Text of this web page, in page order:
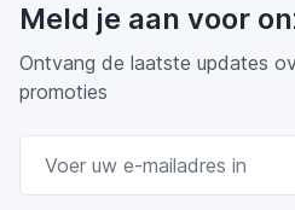
Meld je aan voor
Ontvang de laatste updates
promoties